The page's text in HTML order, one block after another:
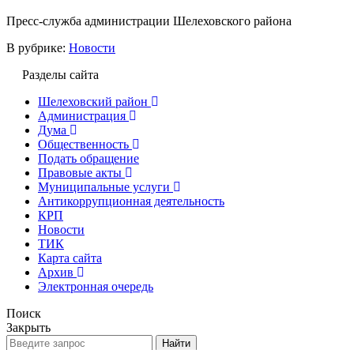
Пресс-служба администрации Шелеховского района
В рубрике: Новости
Разделы сайта
Шелеховский район
Администрация
Дума
Общественность
Подать обращение
Правовые акты
Муниципальные услуги
Антикоррупционная деятельность
КРП
Новости
ТИК
Карта сайта
Архив
Электронная очередь
Поиск
Закрыть
Найти